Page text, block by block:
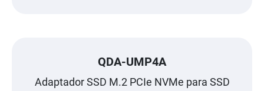
QDA-UMP4A
Adaptador SSD M.2 PCIe NVMe para SSD